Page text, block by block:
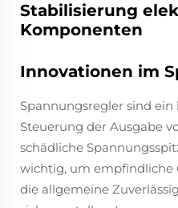
Stabilisierung
Komponenten
Innovationen im
Spannungsregler sind
Steuerung der Ausgabe
schädliche
wichtig, um empfindliche
die allgemeine